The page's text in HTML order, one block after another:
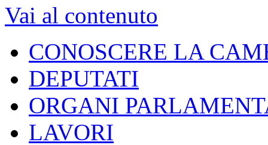
Vai al contenuto
CONOSCERE LA
DEPUTATI
ORGANI
LAVORI